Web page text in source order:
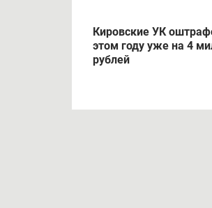
Кировские УК
этом году уже на 4
рублей